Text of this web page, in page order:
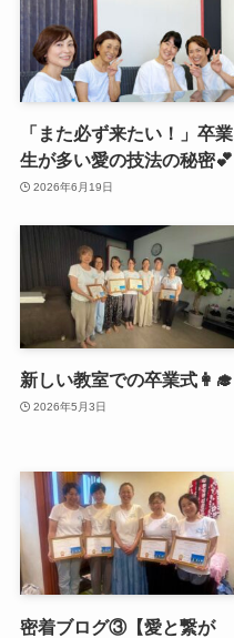
「また必ず来たい！」卒業
生が多い愛の技法の秘密💕
2026年6月19日
新しい教室での卒業式👩‍🎓
2026年5月3日
密着ブログ③【愛と繋が